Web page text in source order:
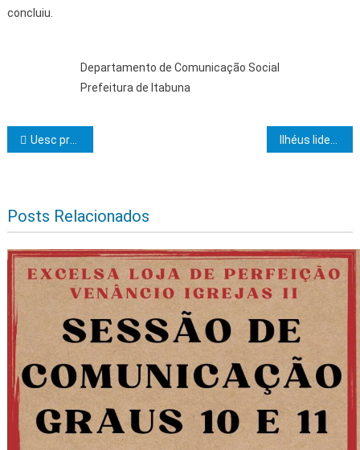
concluiu.
Departamento de Comunicação Social
Prefeitura de Itabuna
Navegação de Post
Uesc promove 1º Seminário de Lúpulo Ilhéus lidera ranking da Transparência Internacional na Bahia
Posts Relacionados